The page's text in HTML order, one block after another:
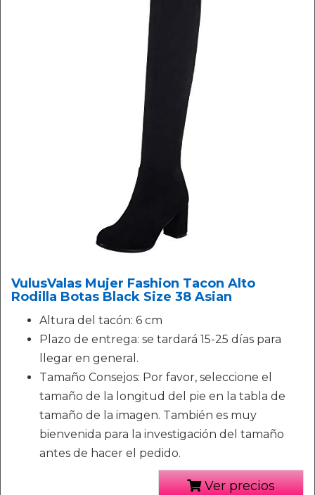
VulusValas Mujer Fashion Tacon Alto
Rodilla Botas Black Size 38 Asian
Altura del tacón: 6 cm
Plazo de entrega: se tardará 15-25 días para
llegar en general.
Tamaño Consejos: Por favor, seleccione el
tamaño de la longitud del pie en la tabla de
tamaño de la imagen. También es muy
bienvenida para la investigación del tamaño
antes de hacer el pedido.
Ver precios